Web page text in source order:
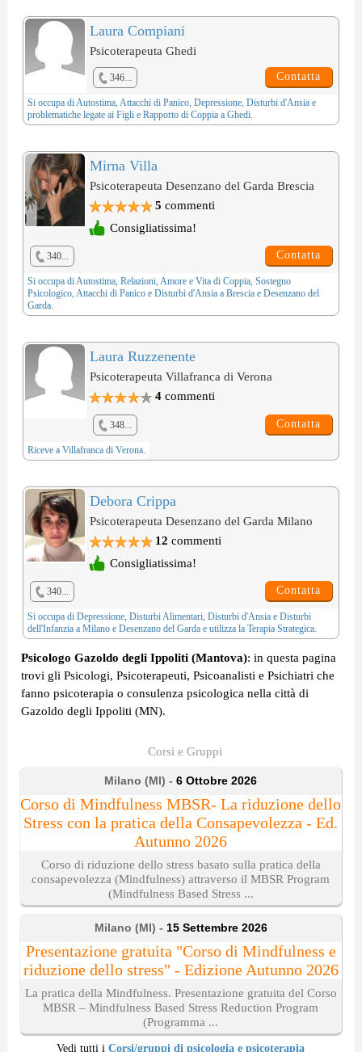
Laura Compiani
Psicoterapeuta Ghedi
346... Contatta
Si occupa diAutostima, Attacchi di Panico, Depressione, Disturbi d'Ansiae
problematiche legate ai Figli e Rapporto di Coppiaa Ghedi.
Mirna Villa
Psicoterapeuta Desenzano del Garda Brescia
5 commenti
Consigliatissima!
340... Contatta
Si occupa diAutostima, Relazioni, Amore e Vita di Coppia, Sostegno
Psicologico, Attacchi di Panicoe Disturbi d'Ansiaa Brescia e Desenzano del
Garda.
Laura Ruzzenente
Psicoterapeuta Villafranca di Verona
4commenti
348... Contatta
Riceve a Villafranca di Verona.
Debora Crippa
Psicoterapeuta Desenzano del Garda Milano
12 commenti
Consigliatissima!
340... Contatta
Si occupa di Depressione, Disturbi Alimentari, Disturbi d'Ansiae Disturbi
dell'Infanziaa Milano e Desenzano del Garda e utilizza la Terapia Strategica.
Psicologo Gazoldo degli Ippoliti (Mantova): in questa pagina
trovi gli Psicologi, Psicoterapeuti, Psicoanalisti e Psichiatri che
fanno psicoterapia o consulenza psicologica nella città di
Gazoldo degli Ippoliti (MN).
Corsi e Gruppi
Milano (MI) -6 Ottobre 2026
Corso di Mindfulness MBSR- La riduzione dello
Stress con la pratica della Consapevolezza - Ed.
Autunno 2026
Corso di riduzione dello stress basato sulla pratica della
consapevolezza (Mindfulness) attraverso il MBSR Program
(Mindfulness Based Stress ...
Milano (MI) - 15 Settembre 2026
Presentazione gratuita "Corso di Mindfulness e
riduzione dello stress" - Edizione Autunno 2026
La pratica della Mindfulness. Presentazione gratuita del Corso
MBSR – Mindfulness Based Stress Reduction Program
(Programma ...
Vedi tutti iCorsi/gruppi di psicologia e psicoterapia